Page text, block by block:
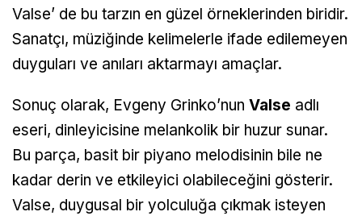
Valse’ de bu tarzın en güzel örneklerinden biridir.
Sanatçı, müziğinde kelimelerle ifade edilemeyen
duyguları ve anıları aktarmayı amaçlar.
Sonuç olarak, Evgeny Grinko’nun Valse adlı
eseri, dinleyicisine melankolik bir huzur sunar.
Bu parça, basit bir piyano melodisinin bile ne
kadar derin ve etkileyici olabileceğini gösterir.
Valse, duygusal bir yolculuğa çıkmak isteyen